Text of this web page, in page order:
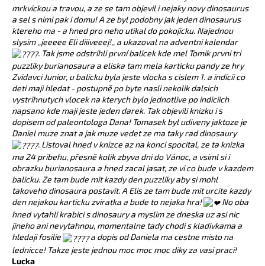
mrkvickou a travou, a ze se tam objevil i nejaky novy dinosaurus
a sel s nimi pak i domu!A ze byl podobny jak jeden dinosaurus
ktereho ma - a hned pro neho utikal do pokojicku. Najednou
slysim ,,jeeeee Eli diiiveeej!,, a ukazoval na adventni kalendar
. Tak jsme odstrihli první balicek kde mel Tomik prvni tri
puzzliky burianosaura a eliska tam mela karticku pandy ze hry
Zvidavci Junior, u balicku byla jeste vlocka s cislem 1. a indicii co
deti maji hledat - postupně po byte nasli nekolik dalsich
vystrihnutych vlocek na kterych bylo jednotlive po indiciich
napsano kde maji jeste jeden darek. Tak objevili knizku i s
dopisem od paleontologa Dana! Tomasek byl udiveny jaktoze je
Daniel muze znat a jak muze vedet ze ma taky rad dinosaury
. Listoval hned v knizce az na konci spocital, ze ta knizka
ma 24 pribehu, přesně kolik zbyva dni do Vánoc, a vsiml si i
obrazku burianosaura a hned zacal jasat, ze vi co bude v kazdem
balicku. Ze tam bude mit kazdy den puzzliky aby si mohl
takoveho dinosaura postavit. A Elis ze tam bude mit urcite kazdy
den nejakou karticku zviratka a bude to nejaka hra!
No oba
hned vytahli krabici s dinosaury a myslim ze dneska uz asi nic
jineho ani nevytahnou, momentalne tady chodi s kladivkama a
hledaji fosilie
a dopis od Daniela ma cestne misto na
lednicce! Takze jeste jednou moc moc moc diky za vasi praci!
Lucka